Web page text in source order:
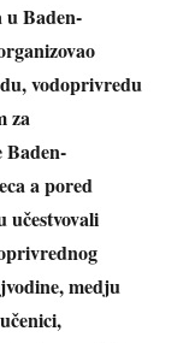
u Baden-
vodoprivredu
za
Baden-
a pored
učestvovali
medju